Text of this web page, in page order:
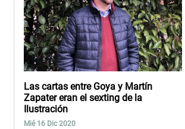
Las cartas entre Goya y Martín
Zapater eran el sexting de la
Ilustración
Mié 16 Dic 2020